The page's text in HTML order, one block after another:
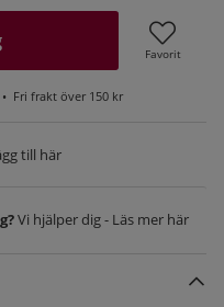
Favorit
Fri frakt över 150 kr
till här
Vi hjälper dig - Läs mer här